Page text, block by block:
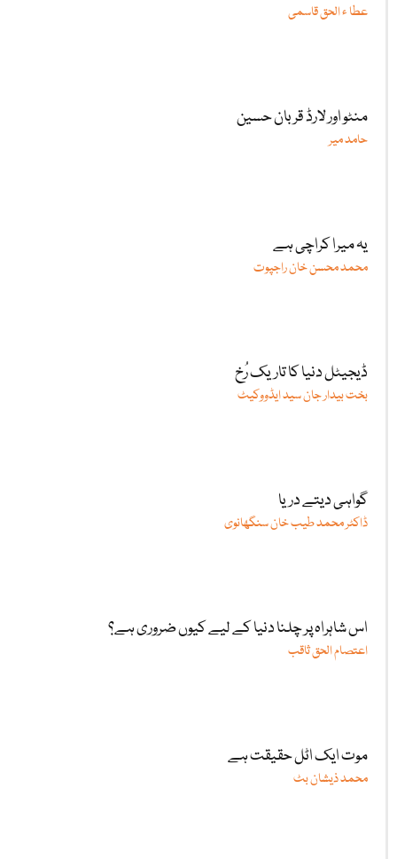
عطا ء الحق قاسمی
منٹو اور لارڈ قربان حسین
حامد میر
یہ میرا کراچی ہے
محمد محسن خان راجپوت
ڈیجیٹل دنیا کا تاریک رُخ
بخت بیدار جان سید ایڈووکیٹ
گواہی دیتے دریا
ڈاکٹر محمد طیب خان سنگھانوی
اس شاہراہ پر چلنا دنیا کے لیے کیوں ضروری ہے؟
اعتصام الحق ثاقب
موت ایک اٹل حقیقت ہے
محمد ذیشان بٹ